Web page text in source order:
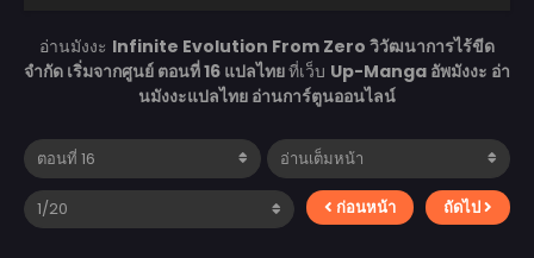
อ่านมังงะ Infinite Evolution From Zero วิวัฒนาการไร้ขีด
จำกัด เริ่มจากศูนย์ ตอนที่ 16 แปลไทยที่เว็บ Up-Manga อัพมังงะ อ่า
นมังงะแปลไทย อ่านการ์ตูนออนไลน์
ก่อนหน้า ถัดไป